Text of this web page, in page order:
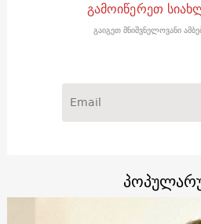
გამოიწერეთ
გაიგეთ მნიშვნელოვანი